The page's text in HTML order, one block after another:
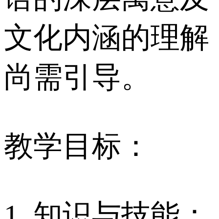
文化内涵的理解
尚需引导。
教学目标：